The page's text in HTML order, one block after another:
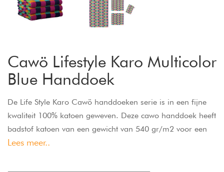
Cawö Lifestyle Karo Multicolor
Blue Handdoek
De Life Style Karo Cawö handdoeken serie is in een fijne
kwaliteit 100% katoen geweven. Deze cawo handdoek heeft
badstof katoen van een gewicht van 540 gr/m2 voor een
extra goede vochtopname. Cawo badlakens zijn wasbaar
Lees meer..